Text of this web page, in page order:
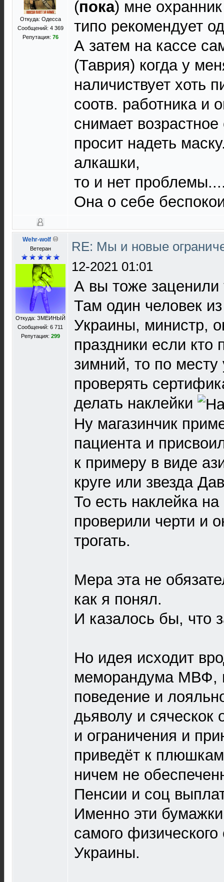
Откуда: Одесса
Сообщений: 4 369
Репутация: 76
(пока) мне
типо рекомендует
А затем на кассе
(Таврия) когда у
наличиствует хоть
соотв. работника и
снимает
просит надеть
алкашки,
то и нет
Она о себе
Wehr-wolf
Ветеран
Откуда: ЗМЕИНЫЙ
Сообщений: 6 711
Репутация: 299
RE: Мы и новые
12-2021 01:01
А вы тоже заценили
Там один человек
Украины, министр,
праздники если кто
зимний, то по месту
проверять
делать наклейки
Ну магазинчик
пациента и
к примеру в виде
круге или звезда
То есть наклейка на
проверили черти и
трогать.
Мера эта не
как я понял.
И казалось бы, что
Но идея исходит
меморандума МВФ,
поведение и
дьяволу и сяческок
и ограничения и
приведёт к
ничем не
Пенсии и соц
Именно эти
самого
Украины.